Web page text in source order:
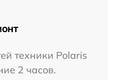
техники Polaris
2 часов.